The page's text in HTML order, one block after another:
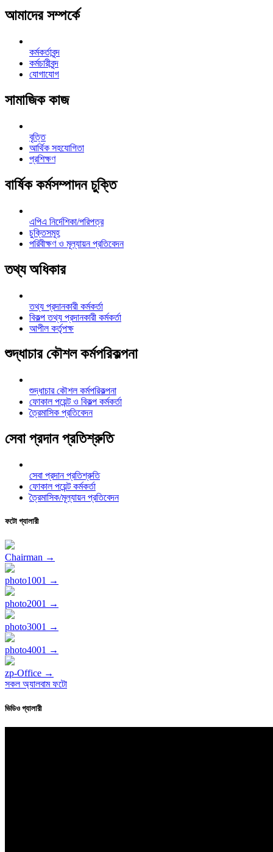
আমাদের সম্পর্কে
কর্মকর্তাবৃন্দ
কর্মচারীবৃন্দ
যোগাযোগ
সামাজিক কাজ
বৃত্তি
আর্থিক সহযোগিতা
প্রশিক্ষণ
বার্ষিক কর্মসম্পাদন চুক্তি
এপিএ নির্দেশিকা/পরিপত্র
চুক্তিসমূহ
পরিবীক্ষণ ও মূল্যায়ন প্রতিবেদন
তথ্য অধিকার
তথ্য প্রদানকারী কর্মকর্তা
বিকল্প তথ্য প্রদানকারী কর্মকর্তা
আপীল কর্তৃপক্ষ
শুদ্ধাচার কৌশল কর্মপরিকল্পনা
শুদ্ধাচার কৌশল কর্মপরিকল্পনা
ফোকাল পয়েন্ট ও বিকল্প কর্মকর্তা
ত্রৈমাসিক প্রতিবেদন
সেবা প্রদান প্রতিশ্রুতি
সেবা প্রদান প্রতিশ্রুতি
ফোকাল পয়েন্ট কর্মকর্তা
ত্রৈমাসিক/মূল্যায়ন প্রতিবেদন
ফটো গ্যালারী
Chairman →
photo1001 →
photo2001 →
photo3001 →
photo4001 →
zp-Office →
সকল অ্যালবাম ফটো
ভিডিও গ্যালারী